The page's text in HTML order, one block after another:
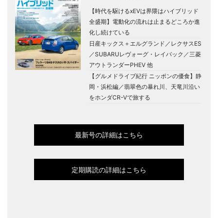
【時代を駆けるxEVは界隈はハイブリッド
全盛期】電動化の流れは止まるどころか進
化し続けている
日産キックス＋エルグランド／レクサスES
／SUBARUレヴォーグ・レイバック／三菱
アウトランダーPHEV 他
【グルメドライブ紀行 ニッポンの優食】静
岡・浜松編／翡翠色の暴れ川、天竜川沿い
をホンダCR-Vで旅する
最新号の詳細はこちら
定期購読の詳細はこちら